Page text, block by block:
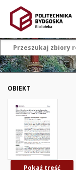
OBIEKT
Pokaż treść